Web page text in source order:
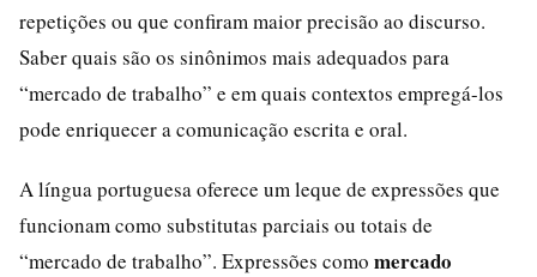
repetições ou que confiram maior precisão ao discurso.
Saber quais são os sinônimos mais adequados para
“mercado de trabalho” e em quais contextos empregá-los
pode enriquecer a comunicação escrita e oral.
A língua portuguesa oferece um leque de expressões que
funcionam como substitutas parciais ou totais de
“mercado de trabalho”. Expressões como mercado